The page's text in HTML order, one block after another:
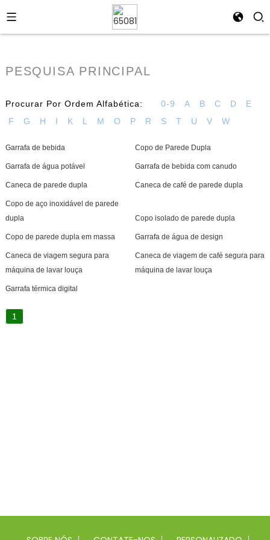
PESQUISA PRINCIPAL
Procurar Por Ordem Alfabética: 0-9 A B C D
E
F
G H I K L M O P R S T U V W
Garrafa de bebida Copo de Parede Dupla
Garrafa de água potável Garrafa de bebida com canudo
Caneca de parede dupla Caneca de café de parede dupla
Copo de aço inoxidável de parede
dupla
Copo isolado de parede dupla
Copo de parede dupla em massa Garrafa de água de design
Caneca de viagem segura para
máquina de lavar louça
Caneca de viagem de café segura para
máquina de lavar louça
Garrafa térmica digital
1